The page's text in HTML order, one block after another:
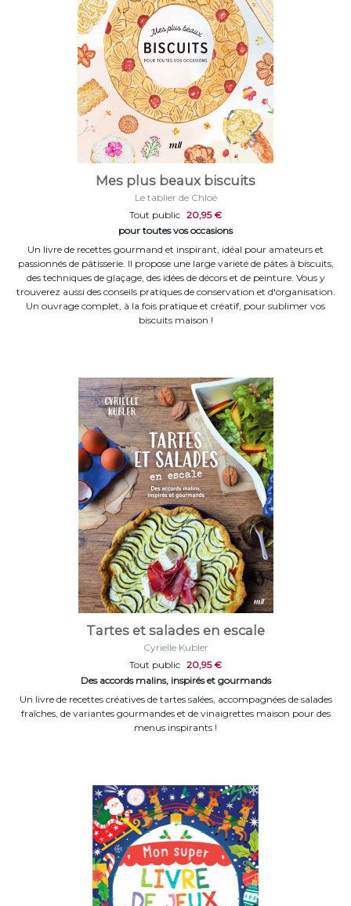
Mes plus beaux biscuits
Le tablier de Chloé
Tout public 20,95 €
pour toutes vos occasions
Un livre de recettes gourmand et inspirant, idéal pour amateurs et
passionnés de pâtisserie. Il propose une large variété de pâtes à biscuits,
des techniques de glaçage, des idées de décors et de peinture. Vous y
trouverez aussi des conseils pratiques de conservation et d'organisation.
Un ouvrage complet, à la fois pratique et créatif, pour sublimer vos
biscuits maison !
Tartes et salades en escale
Cyrielle Kubler
Tout public 20,95 €
Des accords malins, inspirés et gourmands
Un livre de recettes créatives de tartes salées, accompagnées de salades
fraîches, de variantes gourmandes et de vinaigrettes maison pour des
menus inspirants !